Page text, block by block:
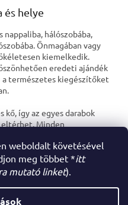
weboldalt követésével
meg többet *itt
mutató linket).
és helye
hálószobába,
Önmagában vagy
kiemelkedik.
eredeti ajándék
természetes kiegészítőket
kő, így az egyes darabok
eltérhet. Minden